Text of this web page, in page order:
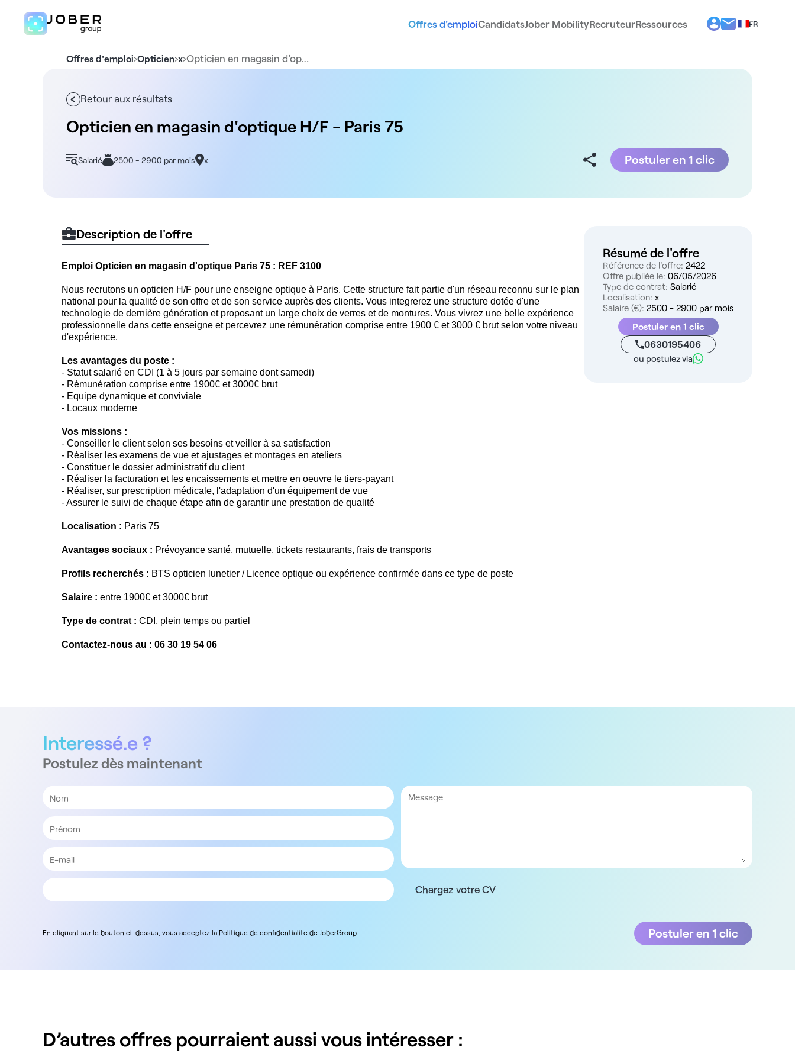
Offres d'emploiCandidatsJober MobilityRecruteurRessources
FR
ES
Offres d'emploi›Opticien›x›Opticien en magasin d'op…
Retour aux résultats
Opticien en magasin d'optique H/F - Paris 75
Salarié 2500 - 2900 par mois x Postuler en 1 clic
Description de l'offre
Emploi Opticien en magasin d'optique Paris 75 : REF 3100
Nous recrutons un opticien H/F pour une enseigne optique à Paris. Cette structure fait partie d'un réseau reconnu sur le plan
national pour la qualité de son offre et de son service auprès des clients. Vous integrerez une structure dotée d'une
technologie de dernière génération et proposant un large choix de verres et de montures. Vous vivrez une belle expérience
professionnelle dans cette enseigne et percevrez une rémunération comprise entre 1900 € et 3000 € brut selon votre niveau
d'expérience.
Les avantages du poste :
- Statut salarié en CDI (1 à 5 jours par semaine dont samedi)
- Rémunération comprise entre 1900€ et 3000€ brut
- Equipe dynamique et conviviale
- Locaux moderne
Vos missions :
- Conseiller le client selon ses besoins et veiller à sa satisfaction
- Réaliser les examens de vue et ajustages et montages en ateliers
- Constituer le dossier administratif du client
- Réaliser la facturation et les encaissements et mettre en oeuvre le tiers-payant
- Réaliser, sur prescription médicale, l'adaptation d'un équipement de vue
- Assurer le suivi de chaque étape afin de garantir une prestation de qualité
Localisation : Paris 75
Avantages sociaux : Prévoyance santé, mutuelle, tickets restaurants, frais de transports
Profils recherchés : BTS opticien lunetier / Licence optique ou expérience confirmée dans ce type de poste
Salaire : entre 1900€ et 3000€ brut
Type de contrat : CDI, plein temps ou partiel
Contactez-nous au : 06 30 19 54 06
Résumé de l'offre
Référence de l'offre: 2422
Offre publiée le: 06/05/2026
Type de contrat: Salarié
Localisation: x
Salaire (€): 2500 - 2900 par mois
Postuler en 1 clic
0630195406
ou postulez via
Interessé.e ?
Postulez dès maintenant
Chargez votre CV
En cliquant sur le bouton ci-dessus, vous acceptez la Politique de confidentialite de JoberGroup Postuler en 1 clic
D’autres offres pourraient aussi vous intéresser :